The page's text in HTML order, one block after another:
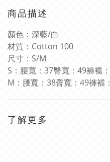
商品描述
顏色：深藍/白
材質： Cotton 100
尺寸： S/M
S ：腰寬： 37臀寬： 49褲襠：
M ：腰寬： 38臀寬： 49褲襠：
了解更多